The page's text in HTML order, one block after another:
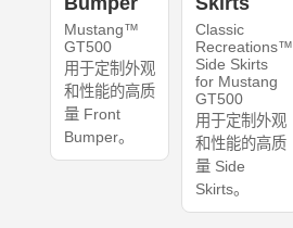
Mustang™
GT500
用于定制外观
和性能的高质
量 Front
Bumper。
Classic
Recreations™
Side Skirts
for Mustang
GT500
用于定制外观
和性能的高质
量 Side
Skirts。